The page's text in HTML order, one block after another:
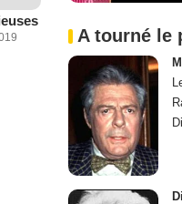
A tourné le